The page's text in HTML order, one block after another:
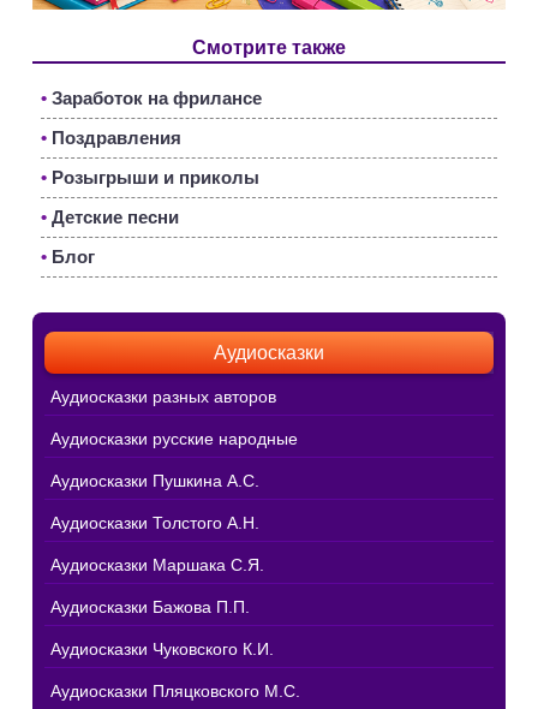
Смотрите также
• Заработок на фрилансе
• Поздравления
• Розыгрыши и приколы
• Детские песни
• Блог
Аудиосказки
Аудиосказки разных авторов
Аудиосказки русские народные
Аудиосказки Пушкина А.С.
Аудиосказки Толстого А.Н.
Аудиосказки Маршака С.Я.
Аудиосказки Бажова П.П.
Аудиосказки Чуковского К.И.
Аудиосказки Пляцковского М.С.